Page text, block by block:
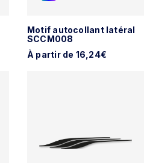
Motif autocollant latéral
SCCM008
À partir de 16,24€